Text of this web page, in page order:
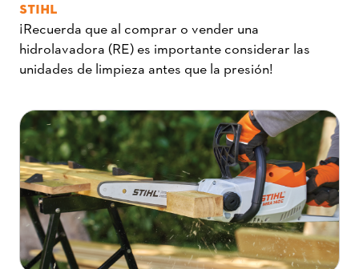
STIHL
¡Recuerda que al comprar o vender una
hidrolavadora (RE) es importante considerar las
unidades de limpieza antes que la presión!